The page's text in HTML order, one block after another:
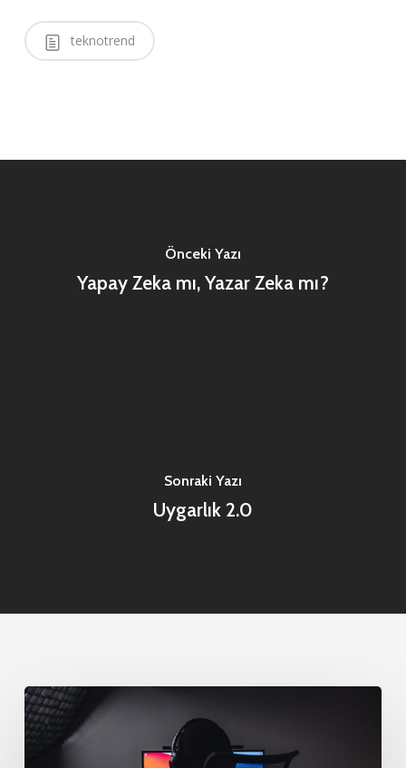
teknotrend
Önceki Yazı
Yapay Zeka mı, Yazar Zeka mı?
Sonraki Yazı
Uygarlık 2.0
En
İyi